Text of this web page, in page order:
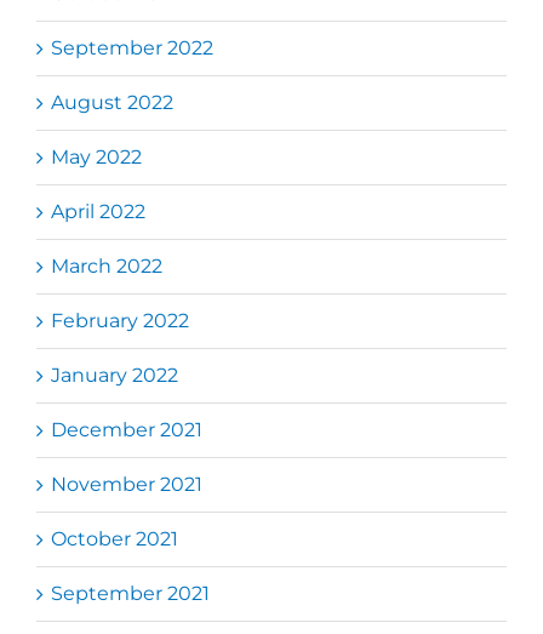
September 2022
August 2022
May 2022
April 2022
March 2022
February 2022
January 2022
December 2021
November 2021
October 2021
September 2021